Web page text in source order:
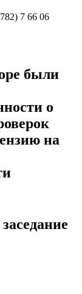
7 66 06
были
о
на